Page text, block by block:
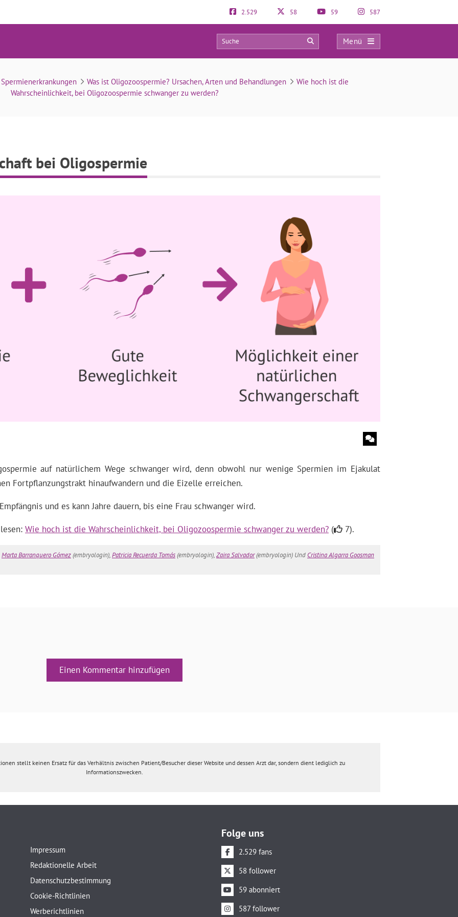
2.529 58 59 587
Menü
Natürliche Schwangerschaft bei Oligospermie
0 0
Spermienerkrankungen Was ist Oligozoospermie? Ursachen, Arten und Behandlungen
Wie hoch ist die
Wahrscheinlichkeit, bei Oligozoospermie schwanger zu werden?
bei Oligospermie
auf natürlichem Wege schwanger wird, denn obwohl nur wenige Spermien im Ejakulat
Fortpflanzungstrakt hinaufwandern und die Eizelle erreichen.
und es kann Jahre dauern, bis eine Frau schwanger wird.
Wie hoch ist die Wahrscheinlichkeit, bei Oligozoospermie schwanger zu werden? ( 7).
Marta Barranquero Gómez(embryologin),Patricia Recuerda Tomás(embryologin),Zaira Salvador(embryologin) Und Cristina Algarra Goosman
Einen Kommentar hinzufügen
stellt keinen Ersatz für das Verhältnis zwischen Patient/Besucher dieser Website und dessen Arzt dar, sondern dient lediglich zu
Informationszwecken.
Impressum
Redaktionelle Arbeit
Datenschutzbestimmung
Cookie-Richtlinien
Werberichtlinien
Folge uns
2.529 fans
58 follower
59 abonniert
587 follower